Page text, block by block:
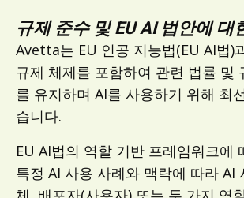
규제 준수 및 EU AI 법안에 대
Avetta는 EU 인공 지능법(EU AI법)
규제 체제를 포함하여 관련 법률 및
를 유지하며 AI를 사용하기 위해 최
습니다.
EU AI법의 역할 기반 프레임워크에
특정 AI 사용 사례와 맥락에 따라 AI